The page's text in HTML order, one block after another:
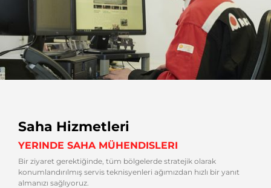
Saha Hizmetleri
YERINDE SAHA MÜHENDISLERI
Bir ziyaret gerektiğinde, tüm bölgelerde stratejik olarak
konumlandırılmış servis teknisyenleri ağımızdan hızlı bir yanıt
almanızı sağlıyoruz.